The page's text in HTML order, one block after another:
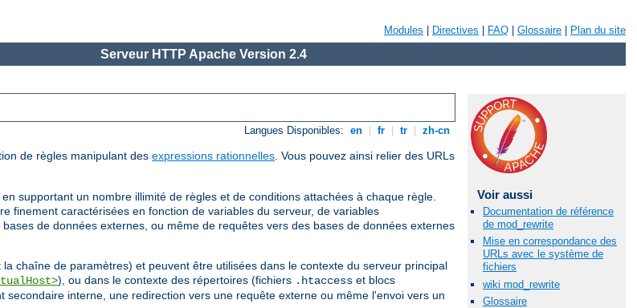
Modules Directives FAQ Glossaire Plan du site
Serveur HTTP Apache Version 2.4
Langues Disponibles: en fr tr zh-cn
de règles manipulant des expressions rationnelles. Vous pouvez ainsi relier des URLs
supportant un nombre illimité de règles et de conditions attachées à chaque règle.
finement caractérisées en fonction de variables du serveur, de variables
de données externes, ou même de requêtes vers des bases de données externes
chaîne de paramètres) et peuvent être utilisées dans le contexte du serveur principal
), ou dans le contexte des répertoires (fichiers .htaccess et blocs
interne, une redirection vers une requête externe ou même l'envoi vers un
Voir aussi
Documentation de référence
de mod_rewrite
Mise en correspondance des
URLs avec le système de
fichiers
wiki mod_rewrite
Glossaire